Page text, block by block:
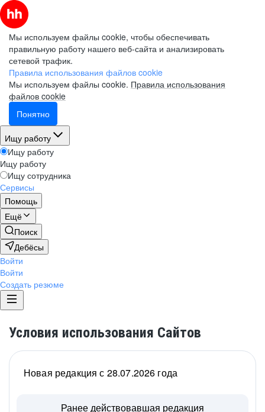
Мы используем файлы cookie, чтобы обеспечивать
правильную работу нашего веб-сайта и анализировать
сетевой трафик.
Правила использования файлов cookie
Мы используем файлы cookie. Правила использования
файлов cookie
Понятно
Ищу работу
Ищу работу
Ищу работу
Ищу сотрудника
Сервисы
Помощь
Ещё
Поиск
Дебёсы
Войти
Войти
Создать резюме
Условия использования Сайтов
Новая редакция с 28.07.2026 года
Ранее действовавшая редакция